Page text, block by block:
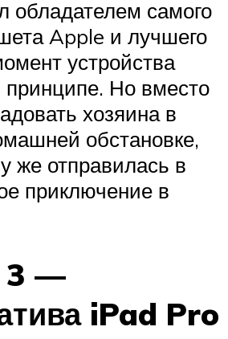
обладателем самого
Apple и лучшего
устройства
принципе. Но вместо
хозяина в
обстановке,
же отправилась в
приключение в
3 —
iPad Pro